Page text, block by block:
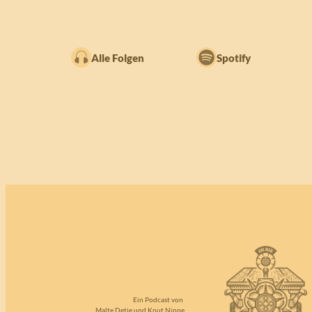
Alle Folgen Spotify
Ein Podcast von
Malte Detje und Knut Nippe